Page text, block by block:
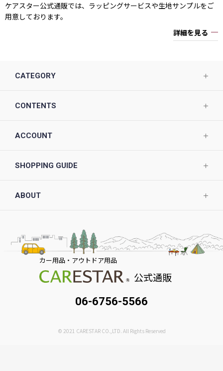
ケアスター公式通販では、ラッピングサービスや生地サンプルをご
用意しております。
詳細を見る
CATEGORY
CONTENTS
ACCOUNT
SHOPPING GUIDE
ABOUT
カー用品・アウトドア用品
公式通販
06-6756-5566
© 2021 CARESTAR CO.,LTD. All Rights Reserved